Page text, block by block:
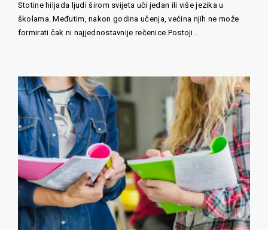
Stotine hiljada ljudi širom svijeta uči jedan ili više jezika u
školama. Međutim, nakon godina učenja, većina njih ne može
formirati čak ni najjednostavnije rečenice.Postoji…